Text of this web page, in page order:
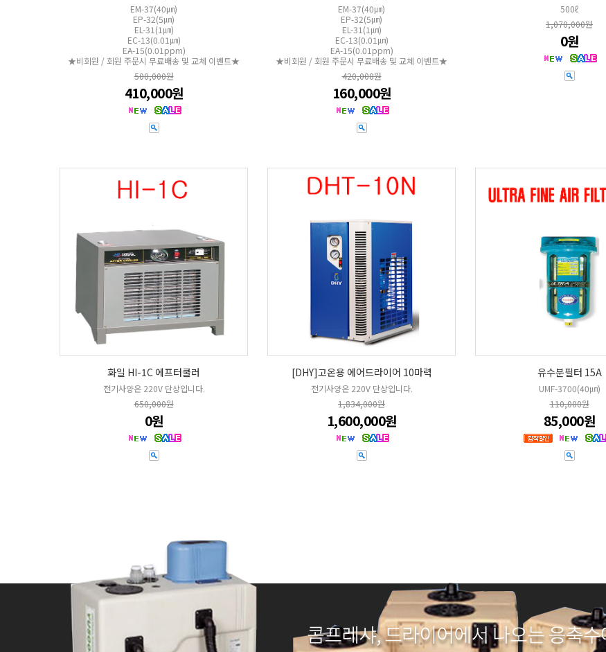
EM-37(40㎛)
EP-32(5㎛)
EL-31(1㎛)
EC-13(0.01㎛)
EA-15(0.01ppm)
★비회원 / 회원 주문시 무료배송 및 교체 이벤트★
500,000원
410,000원
EM-37(40㎛)
EP-32(5㎛)
EL-31(1㎛)
EC-13(0.01㎛)
EA-15(0.01ppm)
★비회원 / 회원 주문시 무료배송 및 교체 이벤트★
420,000원
160,000원
500ℓ
1,070,000원
0원
화일 HI-1C 에프터쿨러
전기사양은 220V 단상입니다.
650,000원
0원
[DHY]고온용 에어드라이어 10마력
전기사양은 220V 단상입니다.
1,834,000원
1,600,000원
유수분필터 15A
UMF-3700(40㎛)
110,000원
85,000원